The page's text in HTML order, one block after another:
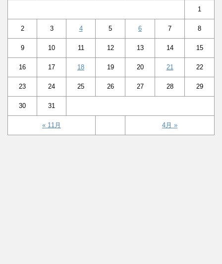
« 11月 4月 »
1
2 3 4 5 6 7 8
9 10 11 12 13 14 15
16 17 18 19 20 21 22
23 24 25 26 27 28 29
30 31